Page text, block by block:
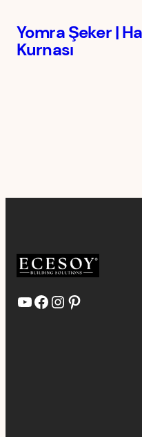
Yomra Şeker |
Kurnası
YouTube Facebook Instagram Pinterest